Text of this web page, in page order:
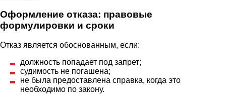
Оформление отказа: правовые
формулировки и сроки
Отказ является обоснованным, если:
должность попадает под запрет;
судимость не погашена;
не была предоставлена справка, когда это
необходимо по закону.